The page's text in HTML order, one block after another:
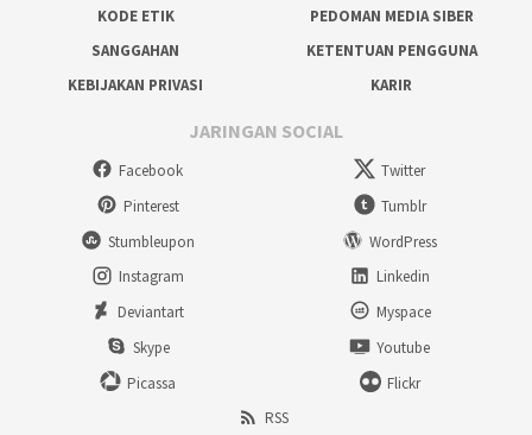
KODE ETIK
PEDOMAN MEDIA SIBER
SANGGAHAN
KETENTUAN PENGGUNA
KEBIJAKAN PRIVASI
KARIR
JARINGAN SOCIAL
Facebook
Twitter
Pinterest
Tumblr
Stumbleupon
WordPress
Instagram
Linkedin
Deviantart
Myspace
Skype
Youtube
Picassa
Flickr
RSS